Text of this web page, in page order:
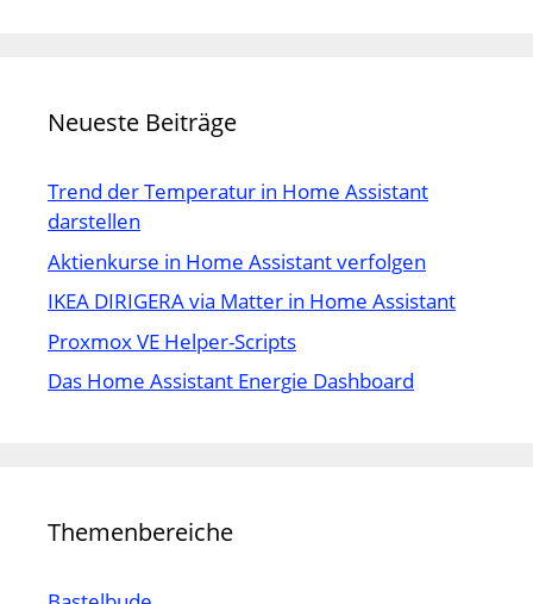
Neueste Beiträge
Trend der Temperatur in Home Assistant
darstellen
Aktienkurse in Home Assistant verfolgen
IKEA DIRIGERA via Matter in Home Assistant
Proxmox VE Helper-Scripts
Das Home Assistant Energie Dashboard
Themenbereiche